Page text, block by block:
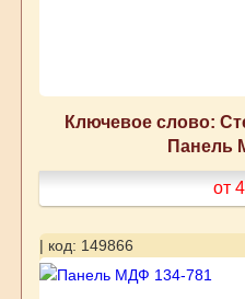
Ключевое слово:
Панель
от
| код: 149866